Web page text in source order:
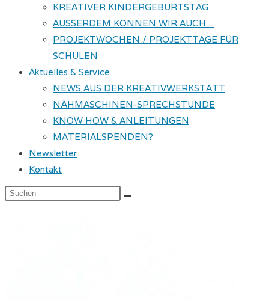
KREATIVER KINDERGEBURTSTAG
AUSSERDEM KÖNNEN WIR AUCH…
PROJEKTWOCHEN / PROJEKTTAGE FÜR
SCHULEN
Aktuelles & Service
NEWS AUS DER KREATIVWERKSTATT
NÄHMASCHINEN-SPRECHSTUNDE
KNOW HOW & ANLEITUNGEN
MATERIALSPENDEN?
Newsletter
Kontakt